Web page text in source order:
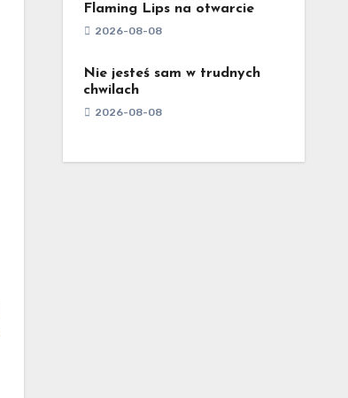
Flaming Lips na otwarcie
2026-08-08
Nie jesteś sam w trudnych
chwilach
2026-08-08